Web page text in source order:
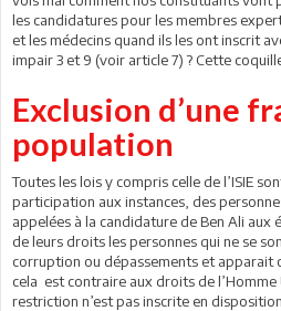
les candidatures pour les membres
et les médecins quand ils les ont inscrit
impair 3 et 9 (voir article 7) ? Cette
Exclusion d’une
population
Toutes les lois y compris celle de l’ISIE
participation aux instances, des
appelées à la candidature de Ben Ali aux
de leurs droits les personnes qui ne se
corruption ou dépassements et apparait
cela est contraire aux droits de
restriction n’est pas inscrite en